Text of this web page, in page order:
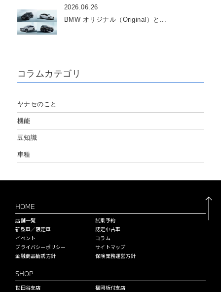
2026.06.26
BMW オリジナル（Original）と...
コラムカテゴリ
ヤナセのこと
機能
豆知識
車種
HOME
店舗一覧
新型車／限定車
イベント
プライバシーポリシー
金融商品勧誘方針
試乗予約
認定中古車
コラム
サイトマップ
保険業務運営方針
SHOP
世田谷支店 福岡板付支店